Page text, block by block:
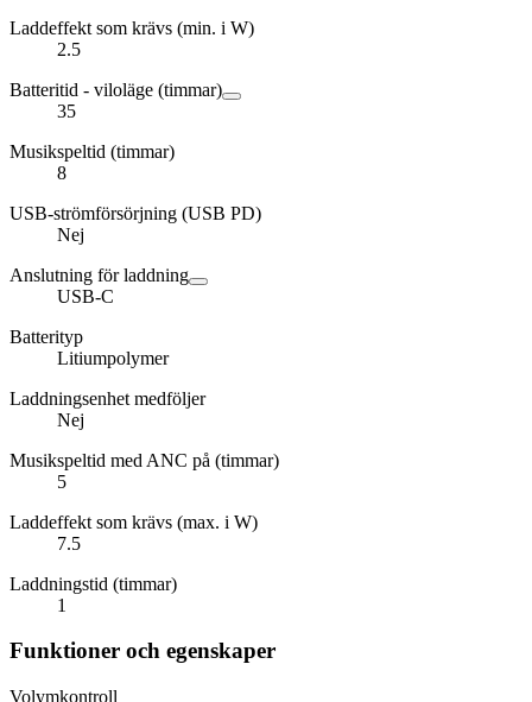
Laddeffekt som krävs (min. i W)
2.5
Batteritid - viloläge (timmar)
35
Musikspeltid (timmar)
8
USB-strömförsörjning (USB PD)
Nej
Anslutning för laddning
USB-C
Batterityp
Litiumpolymer
Laddningsenhet medföljer
Nej
Musikspeltid med ANC på (timmar)
5
Laddeffekt som krävs (max. i W)
7.5
Laddningstid (timmar)
1
Funktioner och egenskaper
Volymkontroll